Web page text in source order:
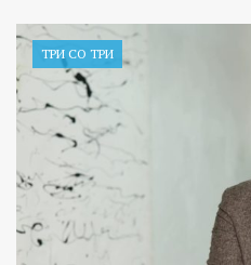
ТРИ СО ТРИ